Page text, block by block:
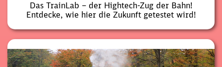
Das TrainLab – der Hightech-Zug der Bahn!
Entdecke, wie hier die Zukunft getestet wird!